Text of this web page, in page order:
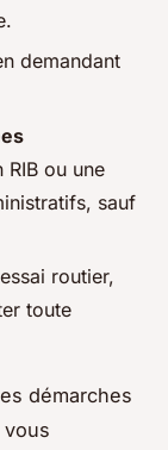
demandant
RIB ou une
sauf
routier,
toute
démarches